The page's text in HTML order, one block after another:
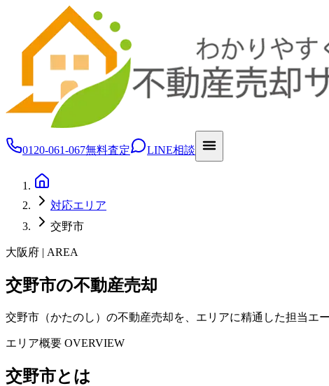
0120-061-067無料査定 LINE相談
対応エリア
交野市
大阪府 | AREA
交野市の不動産売却
交野市（かたのし）の不動産売却を、エリアに精通した担当エ
エリア概要 OVERVIEW
交野市とは